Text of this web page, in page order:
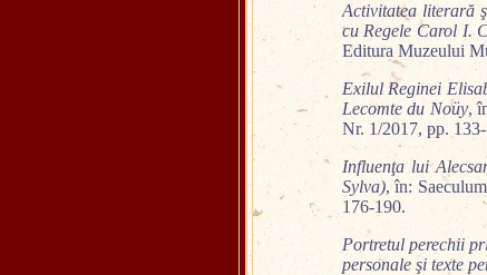
Activitatea literară
cu Regele Carol I.
Editura Muzeului
Exilul Reginei
Lecomte du Noüy,
Nr. 1/2017, pp.
Influenţa lui
Sylva), în:
176-190.
Portretul perechii
personale şi texte